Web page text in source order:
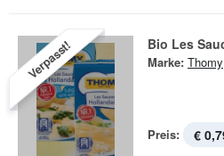
Verpasst! Bio Les
Marke: Thomy
Preis: €